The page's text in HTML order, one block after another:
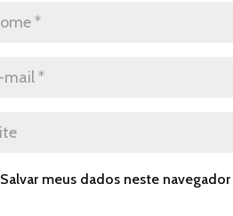
Salvar meus dados neste